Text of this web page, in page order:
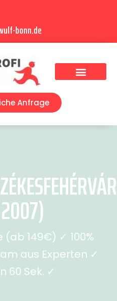
bonn.de
Anfrage
(ab 149€) ✓ 100%
aus Experten ✓
60 Sek. ✓